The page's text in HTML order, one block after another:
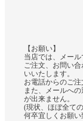
【お願い】
当店では、メール
ご注文、お問い
いいたします。
お電話からのご注
また、メールへ
が出来ません。
(現状、ほぼ全て
何卒宜しくお願い